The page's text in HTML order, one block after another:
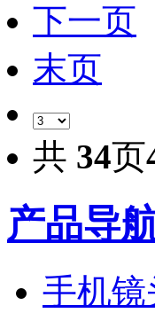
下一页
末页
共 34页
产品导
手机镜